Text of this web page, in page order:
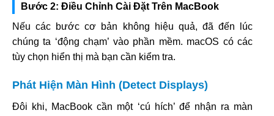
Bước 2: Điều Chỉnh Cài Đặt Trên MacBook
Nếu các bước cơ bản không hiệu quả, đã đến lúc
chúng ta ‘động chạm’ vào phần mềm. macOS có các
tùy chọn hiển thị mà bạn cần kiểm tra.
Phát Hiện Màn Hình (Detect Displays)
Đôi khi, MacBook cần một ‘cú hích’ để nhận ra màn